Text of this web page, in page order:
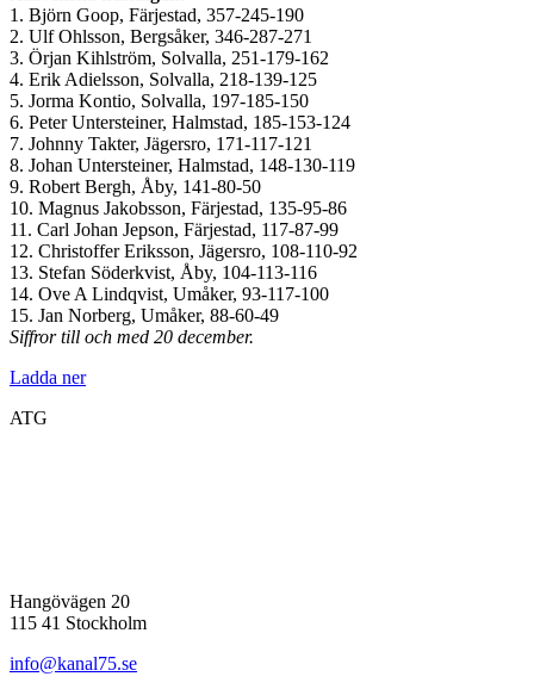
1. Björn Goop, Färjestad, 357-245-190
2. Ulf Ohlsson, Bergsåker, 346-287-271
3. Örjan Kihlström, Solvalla, 251-179-162
4. Erik Adielsson, Solvalla, 218-139-125
5. Jorma Kontio, Solvalla, 197-185-150
6. Peter Untersteiner, Halmstad, 185-153-124
7. Johnny Takter, Jägersro, 171-117-121
8. Johan Untersteiner, Halmstad, 148-130-119
9. Robert Bergh, Åby, 141-80-50
10. Magnus Jakobsson, Färjestad, 135-95-86
11. Carl Johan Jepson, Färjestad, 117-87-99
12. Christoffer Eriksson, Jägersro, 108-110-92
13. Stefan Söderkvist, Åby, 104-113-116
14. Ove A Lindqvist, Umåker, 93-117-100
15. Jan Norberg, Umåker, 88-60-49
Siffror till och med 20 december.
Ladda ner
ATG
Hangövägen 20
115 41 Stockholm
info@kanal75.se